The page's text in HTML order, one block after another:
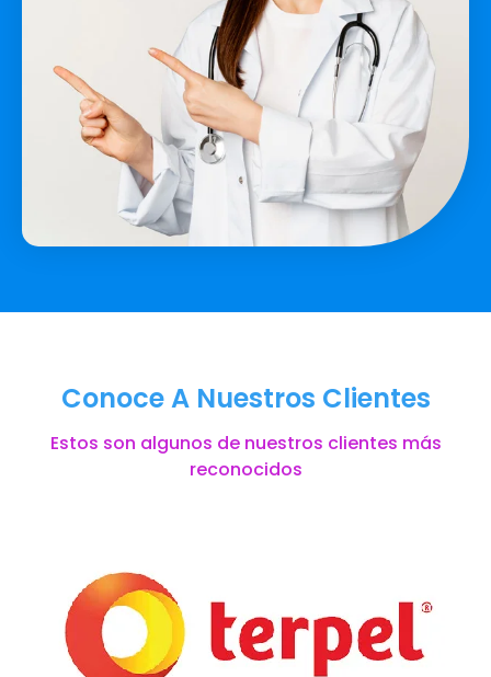
Conoce A Nuestros Clientes
Estos son algunos de nuestros clientes más
reconocidos